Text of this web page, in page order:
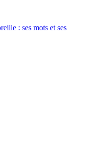
: ses mots et ses